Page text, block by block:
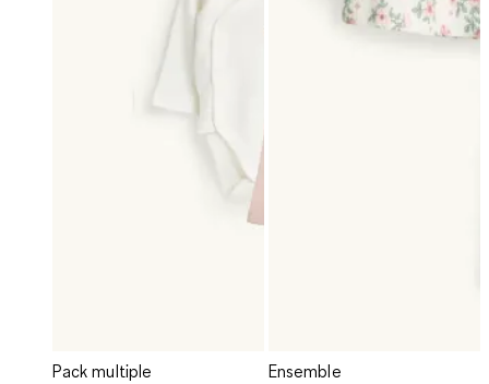
Pack multiple
Ensemble